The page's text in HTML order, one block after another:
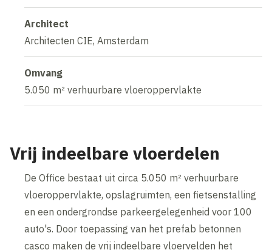
Architect
Architecten CIE, Amsterdam
Omvang
5.050 m² verhuurbare vloeroppervlakte
Vrij indeelbare vloerdelen
De Office bestaat uit circa 5.050 m² verhuurbare
vloeroppervlakte, opslagruimten, een fietsenstalling
en een ondergrondse parkeergelegenheid voor 100
auto's. Door toepassing van het prefab betonnen
casco maken de vrij indeelbare vloervelden het